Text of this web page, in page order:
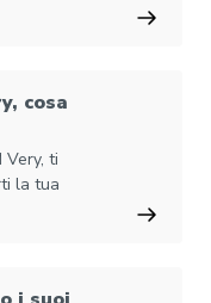
cosa
ti
la tua